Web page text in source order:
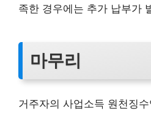
족한 경우에는 추가 납부가
마무리
거주자의 사업소득 원천징